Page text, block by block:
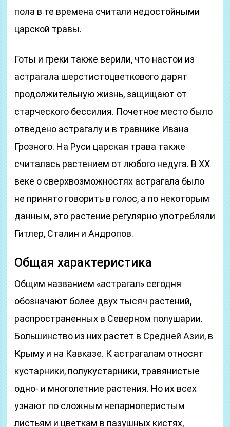
пола в те времена считали недостойными
царской травы.
Готы и греки также верили, что настои из
астрагала шерстистоцветкового дарят
продолжительную жизнь, защищают от
старческого бессилия. Почетное место было
отведено астрагалу и в травнике Ивана
Грозного. На Руси царская трава также
считалась растением от любого недуга. В ХХ
веке о сверхвозможностях астрагала было
не принято говорить в голос, а по некоторым
данным, это растение регулярно употребляли
Гитлер, Сталин и Андропов.
Общая характеристика
Общим названием «астрагал» сегодня
обозначают более двух тысяч растений,
распространенных в Северном полушарии.
Большинство из них растет в Средней Азии, в
Крыму и на Кавказе. К астрагалам относят
кустарники, полукустарники, травянистые
одно- и многолетние растения. Но их всех
узнают по сложным непарноперистым
листьям и цветкам в пазушных кистях,